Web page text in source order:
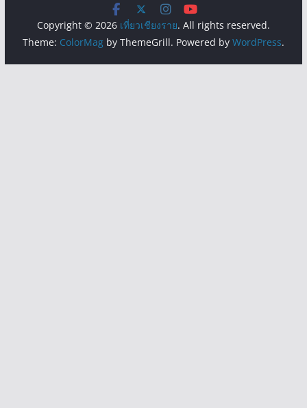
Copyright © 2026 เที่ยวเชียงราย. All rights reserved.
Theme: ColorMagby ThemeGrill. Powered by WordPress.